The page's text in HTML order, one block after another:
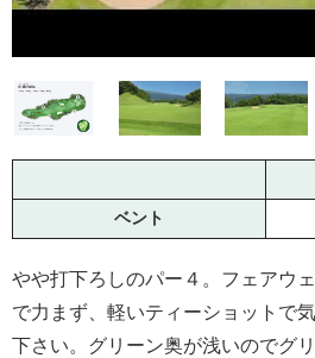
ベント
やや打下ろしのパー４。フェアウ
で力まず、軽いティーショットで
下さい。グリーン奥が浅いのでグ